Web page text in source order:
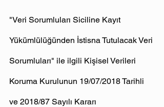
"Veri Sorumluları Siciline Kayıt
Yükümlülüğünden İstisna Tutulacak Veri
Sorumluları" ile ilgili Kişisel Verileri
Koruma Kurulunun 19/07/2018 Tarihli
ve 2018/87 Sayılı Kararı